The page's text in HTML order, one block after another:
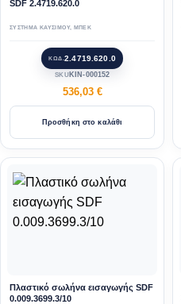
SDF 2.4719.620.0
ΣΥΣΤΗΜΑ ΚΑΥΣΙΜΟΥ, ΜΠΕΚ
ΚΩΔ.2.4719.620.0
SKU KIN-000152
536,03 €
Προσθήκη στο καλάθι
Πλαστικό σωλήνα εισαγωγής SDF
0.009.3699.3/10